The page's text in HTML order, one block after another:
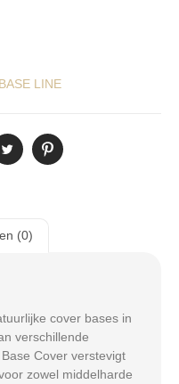
LINE
(0)
cover bases in
verschillende
Cover verstevigt
zowel middelharde